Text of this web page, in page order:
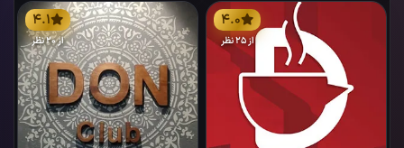
4.0
از 25 نظر
4.1
از 20 نظر